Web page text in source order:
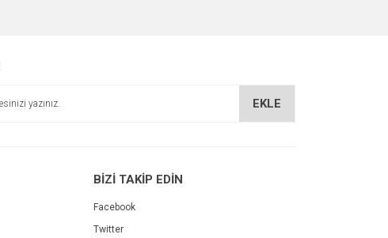
EKLE
BİZİ TAKİP EDİN
Facebook
Twitter